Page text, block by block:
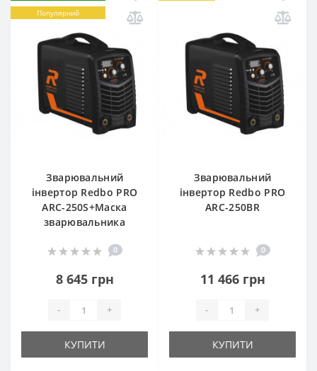
Популярний
Зварювальний
інвертор Redbo PRO
ARC-250S+Маска
зварювальника
0
8 645 грн
- +
КУПИТИ
Зварювальний
інвертор Redbo PRO
ARC-250BR
0
11 466 грн
- +
КУПИТИ